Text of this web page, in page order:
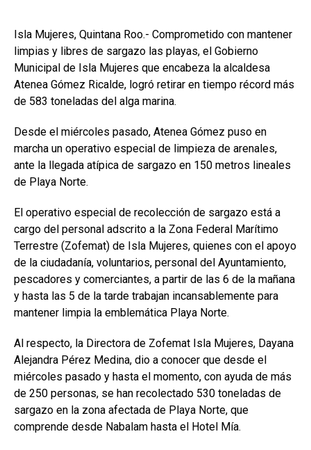
Isla Mujeres, Quintana Roo.- Comprometido con mantener
limpias y libres de sargazo las playas, el Gobierno
Municipal de Isla Mujeres que encabeza la alcaldesa
Atenea Gómez Ricalde, logró retirar en tiempo récord más
de 583 toneladas del alga marina.
Desde el miércoles pasado, Atenea Gómez puso en
marcha un operativo especial de limpieza de arenales,
ante la llegada atípica de sargazo en 150 metros lineales
de Playa Norte.
El operativo especial de recolección de sargazo está a
cargo del personal adscrito a la Zona Federal Marítimo
Terrestre (Zofemat) de Isla Mujeres, quienes con el apoyo
de la ciudadanía, voluntarios, personal del Ayuntamiento,
pescadores y comerciantes, a partir de las 6 de la mañana
y hasta las 5 de la tarde trabajan incansablemente para
mantener limpia la emblemática Playa Norte.
Al respecto, la Directora de Zofemat Isla Mujeres, Dayana
Alejandra Pérez Medina, dio a conocer que desde el
miércoles pasado y hasta el momento, con ayuda de más
de 250 personas, se han recolectado 530 toneladas de
sargazo en la zona afectada de Playa Norte, que
comprende desde Nabalam hasta el Hotel Mía.